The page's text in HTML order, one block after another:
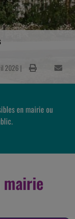
2026 |
en mairie ou
mairie